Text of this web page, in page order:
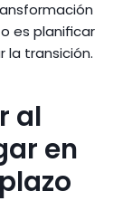
es planificar
la transición.
al
en